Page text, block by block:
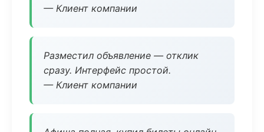
— Клиент компании
Разместил объявление — отклик
сразу. Интерфейс простой.
— Клиент компании